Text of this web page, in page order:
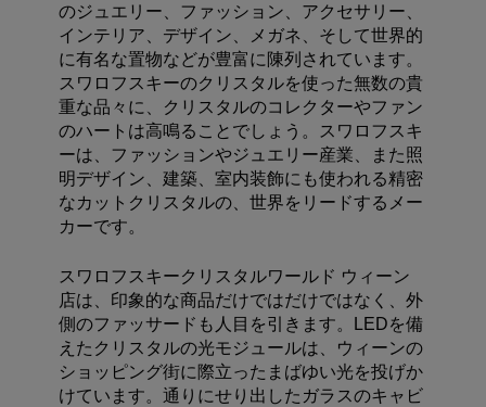
のジュエリー、ファッション、アクセサリー、
インテリア、デザイン、メガネ、そして世界的
に有名な置物などが豊富に陳列されています。
スワロフスキーのクリスタルを使った無数の貴
重な品々に、クリスタルのコレクターやファン
のハートは高鳴ることでしょう。スワロフスキ
ーは、ファッションやジュエリー産業、また照
明デザイン、建築、室内装飾にも使われる精密
なカットクリスタルの、世界をリードするメー
カーです。
スワロフスキークリスタルワールド ウィーン
店は、印象的な商品だけではだけではなく、外
側のファッサードも人目を引きます。LEDを備
えたクリスタルの光モジュールは、ウィーンの
ショッピング街に際立ったまばゆい光を投げか
けています。通りにせり出したガラスのキャビ